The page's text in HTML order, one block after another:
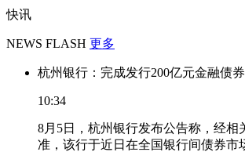
快讯
NEWS FLASH 更多
杭州银行：完成发行200亿元金融债券
10:34
8月5日，杭州银行发布公告称，经相
准，该行于近日在全国银行间债券市